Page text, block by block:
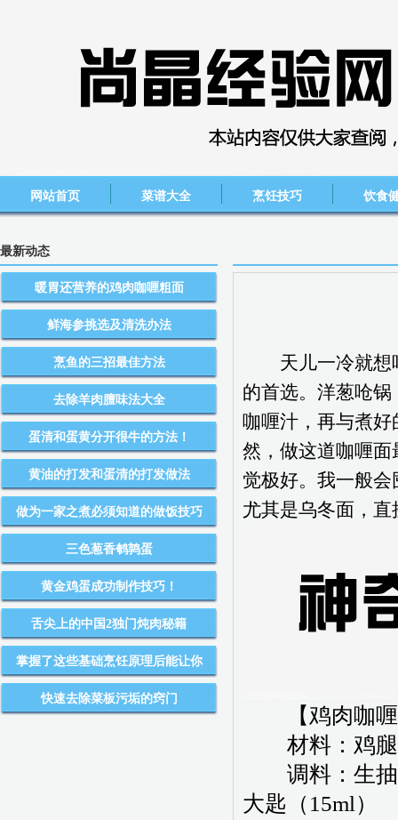
网站首页 菜谱大全 烹饪技巧 饮食
最新动态
暖胃还营养的鸡肉咖喱粗面
鲜海参挑选及清洗办法
烹鱼的三招最佳方法
去除羊肉膻味法大全
蛋清和蛋黄分开很牛的方法！
黄油的打发和蛋清的打发做法
做为一家之煮必须知道的做饭技巧
三色葱香鹌鹑蛋
黄金鸡蛋成功制作技巧！
舌尖上的中国2独门炖肉秘籍
掌握了这些基础烹饪原理后能让你
快速去除菜板污垢的窍门
天儿一冷就想吃
的首选。洋葱呛
咖喱汁，再与煮
然，做这道咖喱
觉极好。我一般
尤其是乌冬面，
【鸡肉咖喱
材料：鸡腿1
调料：生抽2
大匙（15ml）